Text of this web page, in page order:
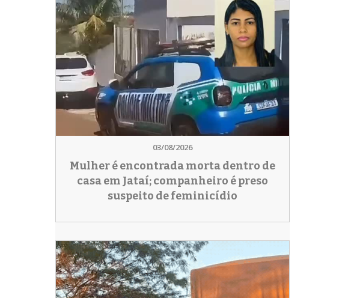
03/08/2026
Mulher é encontrada morta dentro de
casa em Jataí; companheiro é preso
suspeito de feminicídio